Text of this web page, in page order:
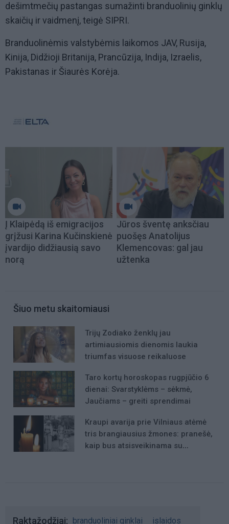
dešimtmečių pastangas sumažinti branduolinių ginklų
skaičių ir vaidmenį, teigė SIPRI.
Branduolinėmis valstybėmis laikomos JAV, Rusija,
Kinija, Didžioji Britanija, Prancūzija, Indija, Izraelis,
Pakistanas ir Šiaurės Korėja.
Į Klaipėdą iš emigracijos
grįžusi Karina Kučinskienė
įvardijo didžiausią savo
norą
Jūros šventę anksčiau
puošęs Anatolijus
Klemencovas: gal jau
užtenka
Šiuo metu skaitomiausi
Trijų Zodiako ženklų jau
artimiausiomis dienomis laukia
triumfas visuose reikaluose
Taro kortų horoskopas rugpjūčio 6
dienai: Svarstyklėms – sėkmė,
Jaučiams – greiti sprendimai
Kraupi avarija prie Vilniaus atėmė
tris brangiausius žmones: pranešė,
kaip bus atsisveikinama su
Raktažodžiai branduoliniai ginklai islaidos